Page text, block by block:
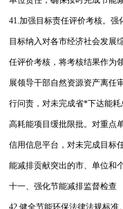
41.加强目标责任评价考核。
目标纳入对各市经济社会发展
任评价考核，将考核结果作为
展领导干部自然资源资产离任
行问责，对未完成省*下达能
高耗能项目缓批限批。对重点
信用信息平台，对未完成目标
能减排贡献突出的市、单位和
十一、强化节能减排监督检查
42.健全节能环保法律法规标